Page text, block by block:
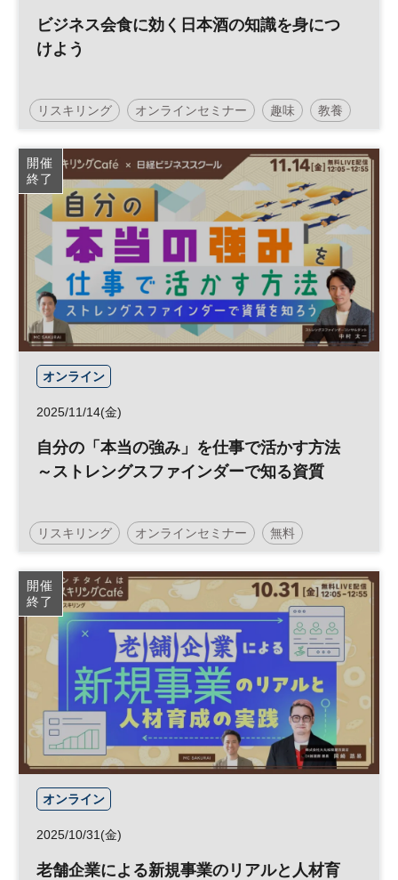
ビジネス会食に効く日本酒の知識を身につ
けよう
リスキリング オンラインセミナー 趣味 教養
無料
参加無料
開催
終了
オンライン
2025/11/14(金)
自分の「本当の強み」を仕事で活かす方法
～ストレングスファインダーで知る資質
リスキリング オンラインセミナー 無料
開催
終了
オンライン
2025/10/31(金)
老舗企業による新規事業のリアルと人材育